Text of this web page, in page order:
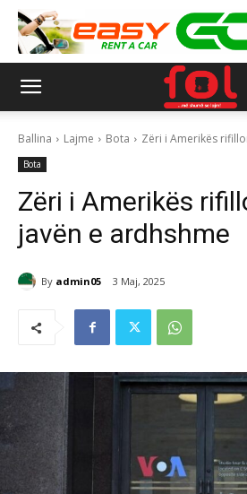
Ballina Lajme Bota Zëri i Amerikës
Bota
Zëri i Amerikës
javën e ardhshme
By admin05 3 Maj, 2025